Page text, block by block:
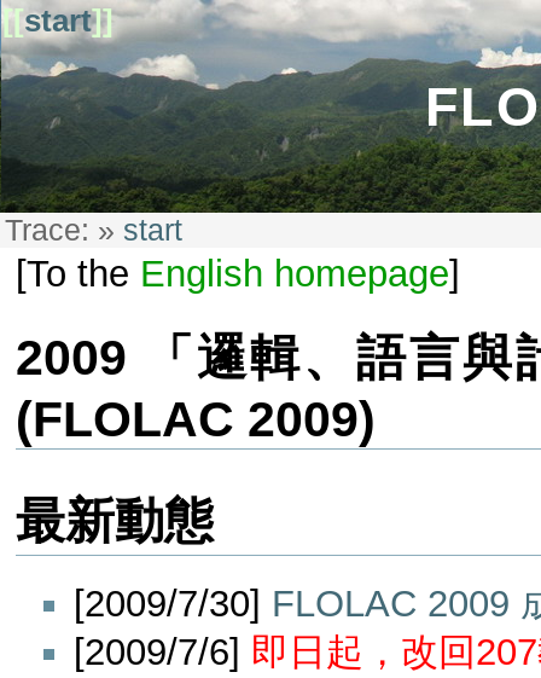
[[start]]
Trace: » start
[To the English homepage]
2009 「邏輯、語言與
(FLOLAC 2009)
最新動態
[2009/7/30] FLOLAC 2009
[2009/7/6] 即日起，改回